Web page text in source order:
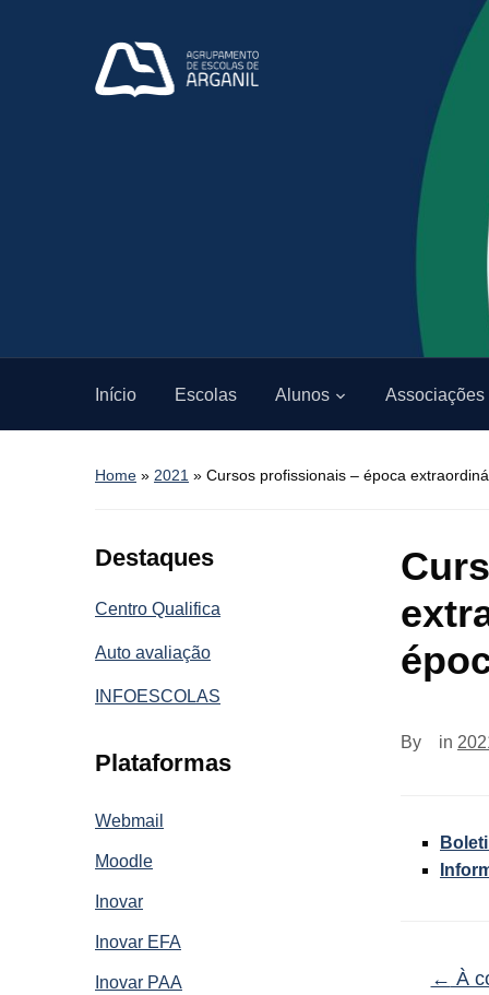
Início Escolas Alunos Associações
Home » 2021 » Cursos profissionais – época
Destaques
Centro Qualifica
Auto avaliação
INFOESCOLAS
Plataformas
Webmail
Moodle
Inovar
Inovar EFA
Inovar PAA
By in
← À